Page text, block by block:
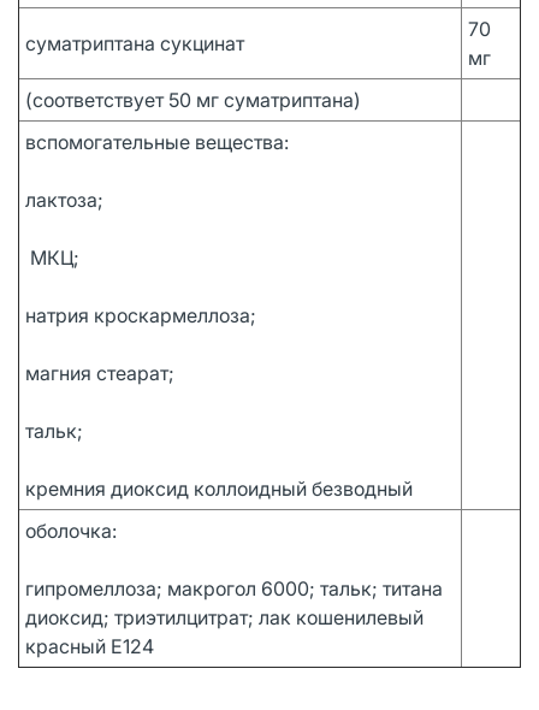
суматриптана сукцинат
70
мг
(соответствует 50 мг суматриптана)
вспомогательные вещества:
лактоза;
МКЦ;
натрия кроскармеллоза;
магния стеарат;
тальк;
кремния диоксид коллоидный безводный
оболочка:
гипромеллоза; макрогол 6000; тальк; титана
диоксид; триэтилцитрат; лак кошенилевый
красный Е124